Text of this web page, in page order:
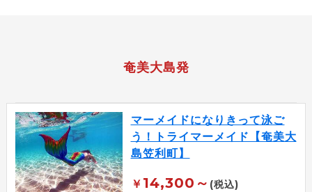
奄美大島発
マーメイドになりきって泳ご
う！トライマーメイド【奄美大
島笠利町】
￥ 14,300～ (税込)